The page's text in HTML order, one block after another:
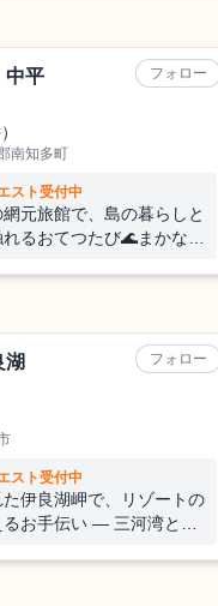
フォロー
平
南知多町
スト受付中
元旅館で、島の暮らしと
るおてつたび🌊まかない
フォロー
湖
スト受付中
伊良湖岬で、リゾートの
お手伝い ― 三河湾と太